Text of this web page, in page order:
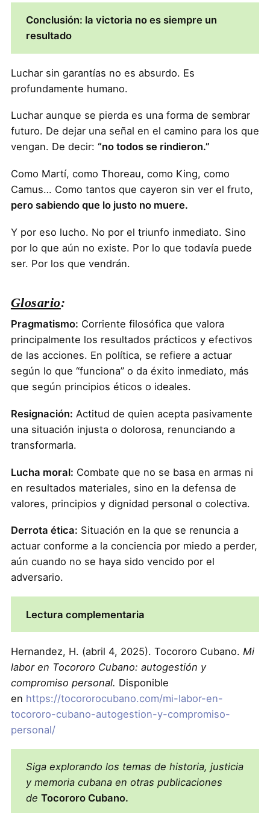
Conclusión: la victoria no es siempre un
resultado
Luchar sin garantías no es absurdo. Es
profundamente humano.
Luchar aunque se pierda es una forma de sembrar
futuro. De dejar una señal en el camino para los que
vengan. De decir: “no todos se rindieron.”
Como Martí, como Thoreau, como King, como
Camus… Como tantos que cayeron sin ver el fruto,
pero sabiendo que lo justo no muere.
Y por eso lucho. No por el triunfo inmediato. Sino
por lo que aún no existe. Por lo que todavía puede
ser. Por los que vendrán.
Glosario:
Pragmatismo: Corriente filosófica que valora
principalmente los resultados prácticos y efectivos
de las acciones. En política, se refiere a actuar
según lo que “funciona” o da éxito inmediato, más
que según principios éticos o ideales.
Resignación: Actitud de quien acepta pasivamente
una situación injusta o dolorosa, renunciando a
transformarla.
Lucha moral: Combate que no se basa en armas ni
en resultados materiales, sino en la defensa de
valores, principios y dignidad personal o colectiva.
Derrota ética: Situación en la que se renuncia a
actuar conforme a la conciencia por miedo a perder,
aún cuando no se haya sido vencido por el
adversario.
Lectura complementaria
Hernandez, H. (abril 4, 2025). Tocororo Cubano. Mi
labor en Tocororo Cubano: autogestión y
compromiso personal. Disponible
en https://tocororocubano.com/mi-labor-en-
tocororo-cubano-autogestion-y-compromiso-
personal/
Siga explorando los temas de historia, justicia
y memoria cubana en otras publicaciones
de Tocororo Cubano.